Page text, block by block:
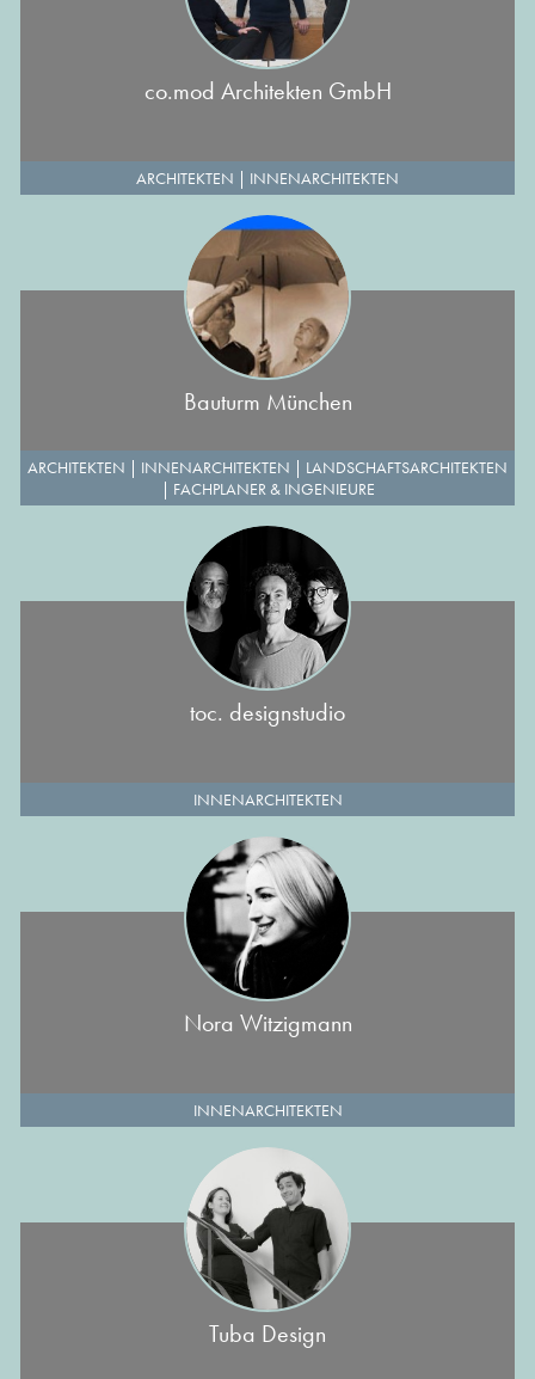
co.mod Architekten GmbH
ARCHITEKTEN | INNENARCHITEKTEN
Bauturm München
ARCHITEKTEN | INNENARCHITEKTEN | LANDSCHAFTSARCHITEKTEN
| FACHPLANER & INGENIEURE
toc. designstudio
INNENARCHITEKTEN
Nora Witzigmann
INNENARCHITEKTEN
Tuba Design